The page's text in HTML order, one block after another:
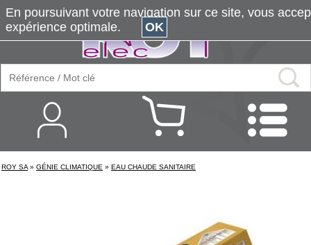
ROY SA » GÉNIE CLIMATIQUE » EAU CHAUDE SANITAIRE
En poursuivant votre navigation sur ce site, vous
expérience optimale.
OK